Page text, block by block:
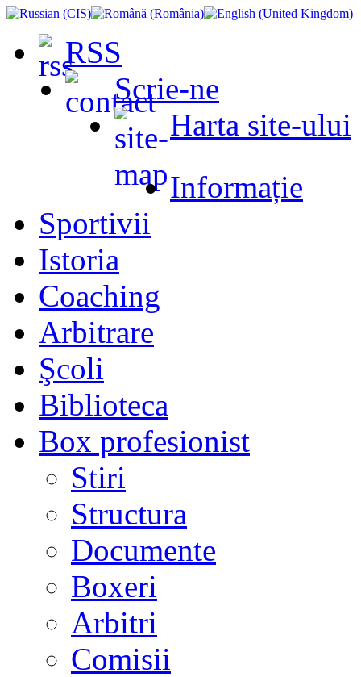
RSS
Scrie-ne
Harta site-ului
Informație
Sportivii
Istoria
Coaching
Arbitrare
Şcoli
Biblioteca
Box profesionist
Stiri
Structura
Documente
Boxeri
Arbitri
Comisii